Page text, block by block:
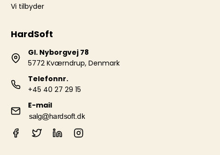
Vi tilbyder
HardSoft
Gl. Nyborgvej 78
5772 Kværndrup, Denmark
Telefonnr.
+45 40 27 29 15
E-mail